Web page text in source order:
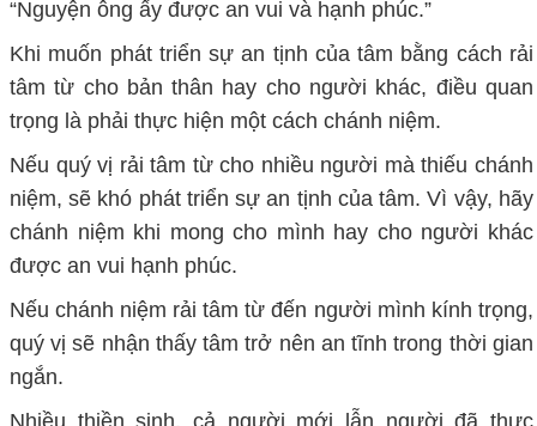
“Nguyện ông ấy được an vui và hạnh phúc.”
Khi muốn phát triển sự an tịnh của tâm bằng cách rải
tâm từ cho bản thân hay cho người khác, điều quan
trọng là phải thực hiện một cách chánh niệm.
Nếu quý vị rải tâm từ cho nhiều người mà thiếu chánh
niệm, sẽ khó phát triển sự an tịnh của tâm. Vì vậy, hãy
chánh niệm khi mong cho mình hay cho người khác
được an vui hạnh phúc.
Nếu chánh niệm rải tâm từ đến người mình kính trọng,
quý vị sẽ nhận thấy tâm trở nên an tĩnh trong thời gian
ngắn.
Nhiều thiền sinh, cả người mới lẫn người đã thực